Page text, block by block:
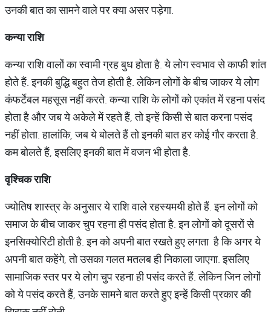
उनकी बात का सामने वाले पर क्या असर पड़ेगा.
कन्याराशि
कन्या राशि वालों का स्वामी ग्रह बुध होता है. ये लोग स्वभाव से काफी शांत
होते हैं. इनकी बुद्धि बहुत तेज होती है. लेकिन लोगों के बीच जाकर ये लोग
कंफर्टेबल महसूस नहीं करते. कन्या राशि के लोगों को एकांत में रहना पसंद
होता है और जब ये अकेले में रहते हैं, तो इन्हें किसी से बात करना पसंद
नहीं होता. हालांकि, जब ये बोलते हैं तो इनकी बात हर कोई गौर करता है.
कम बोलते हैं, इसलिए इनकी बात में वजन भी होता है.
वृश्चिकराशि
ज्योतिष शास्त्र के अनुसार ये राशि वाले रहस्यमयी होते हैं. इन लोगों को
समाज के बीच जाकर चुप रहना ही पसंद होता है. इन लोगों को दूसरों से
इनसिक्योरिटी होती है. इन को अपनी बात रखते हुए लगता है कि अगर ये
अपनी बात कहेंगे, तो उसका गलत मतलब ही निकाला जाएगा. इसलिए
सामाजिक स्तर पर ये लोग चुप रहना ही पसंद करते हैं. लेकिन जिन लोगों
को ये पसंद करते हैं, उनके सामने बात करते हुए इन्हें किसी प्रकार की